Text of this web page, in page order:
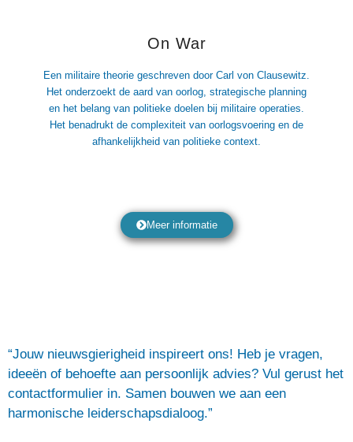
On War
Een militaire theorie geschreven door Carl von Clausewitz.
Het onderzoekt de aard van oorlog, strategische planning
en het belang van politieke doelen bij militaire operaties.
Het benadrukt de complexiteit van oorlogsvoering en de
afhankelijkheid van politieke context.
Meer informatie
“Jouw nieuwsgierigheid inspireert ons! Heb je vragen,
ideeën of behoefte aan persoonlijk advies? Vul gerust het
contactformulier in. Samen bouwen we aan een
harmonische leiderschapsdialoog.”